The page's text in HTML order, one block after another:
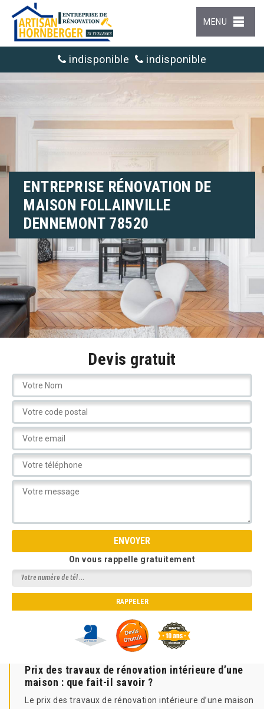
MENU
indisponible indisponible
ENTREPRISE RÉNOVATION DE
MAISON FOLLAINVILLE
DENNEMONT 78520
Devis gratuit
On vous rappelle gratuitement
Prix des travaux de rénovation intérieure d’une
maison : que fait-il savoir ?
Le prix des travaux de rénovation intérieure d’une maison